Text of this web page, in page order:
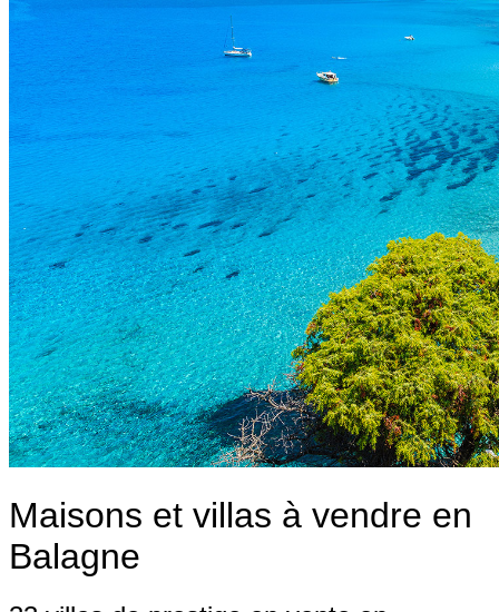
Maisons et villas à vendre en
Balagne